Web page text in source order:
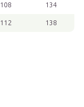
108 134
112 138